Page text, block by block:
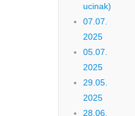
ucinak)
07.07.
2025
05.07.
2025
29.05.
2025
28.06.